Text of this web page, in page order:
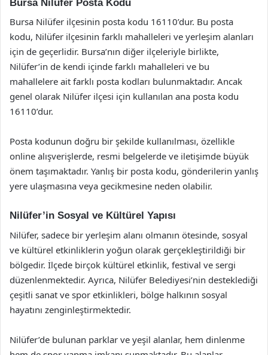
Bursa Nilüfer Posta Kodu
Bursa Nilüfer ilçesinin posta kodu 16110’dur. Bu posta
kodu, Nilüfer ilçesinin farklı mahalleleri ve yerleşim alanları
için de geçerlidir. Bursa’nın diğer ilçeleriyle birlikte,
Nilüfer’in de kendi içinde farklı mahalleleri ve bu
mahallelere ait farklı posta kodları bulunmaktadır. Ancak
genel olarak Nilüfer ilçesi için kullanılan ana posta kodu
16110’dur.
Posta kodunun doğru bir şekilde kullanılması, özellikle
online alışverişlerde, resmi belgelerde ve iletişimde büyük
önem taşımaktadır. Yanlış bir posta kodu, gönderilerin yanlış
yere ulaşmasına veya gecikmesine neden olabilir.
Nilüfer’in Sosyal ve Kültürel Yapısı
Nilüfer, sadece bir yerleşim alanı olmanın ötesinde, sosyal
ve kültürel etkinliklerin yoğun olarak gerçekleştirildiği bir
bölgedir. İlçede birçok kültürel etkinlik, festival ve sergi
düzenlenmektedir. Ayrıca, Nilüfer Belediyesi’nin desteklediği
çeşitli sanat ve spor etkinlikleri, bölge halkının sosyal
hayatını zenginleştirmektedir.
Nilüfer’de bulunan parklar ve yeşil alanlar, hem dinlenme